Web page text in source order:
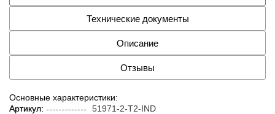
Технические документы
Описание
Отзывы
Основные характеристики:
Артикул:
51971-2-T2-IND